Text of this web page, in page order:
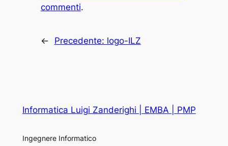
commenti.
← Precedente: logo-ILZ
Informatica Luigi Zanderighi | EMBA | PMP
Ingegnere Informatico